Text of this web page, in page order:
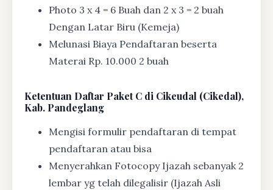
Photo 3 x 4 = 6 Buah dan 2 x 3 = 2 buah
Dengan Latar Biru (Kemeja)
Melunasi Biaya Pendaftaran beserta
Materai Rp. 10.000 2 buah
Ketentuan Daftar Paket C di Cikeudal (Cikedal),
Kab. Pandeglang
Mengisi formulir pendaftaran di tempat
pendaftaran atau bisa
Menyerahkan Fotocopy Ijazah sebanyak 2
lembar yg telah dilegalisir (Ijazah Asli